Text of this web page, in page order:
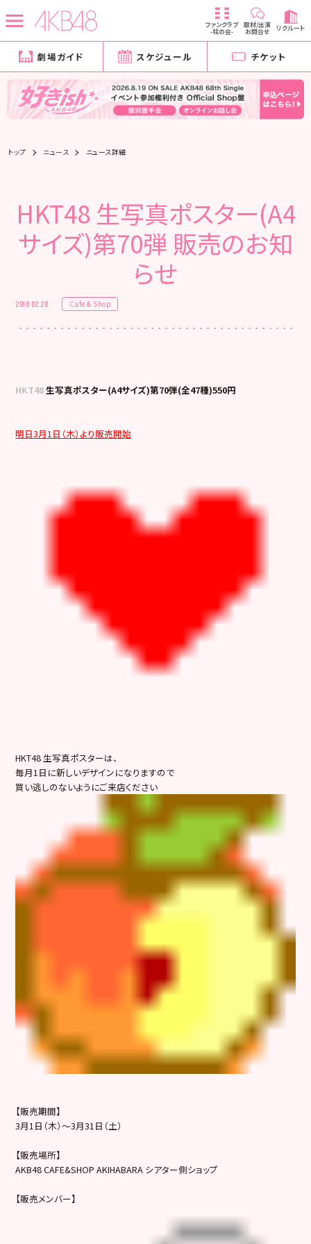
ファンクラブ
-柱の会-
取材/出演
お問合せ リクルート
劇場ガイド スケジュール チケット
トップ ニュース ニュース詳細
HKT48 生写真ポスター(A4
サイズ)第70弾 販売のお知
らせ
2018.02.28 Cafe & Shop
HKT48生写真ポスター(A4サイズ)第70弾(全47種)550円
明日3月1日（木）より販売開始
HKT48 生写真ポスターは、
毎月1日に新しいデザインになりますので
買い逃しのないようにご来店ください
【販売期間】
3月1日（木）～3月31日（土）
【販売場所】
AKB48 CAFE&SHOP AKIHABARA シアター側ショップ
【販売メンバー】